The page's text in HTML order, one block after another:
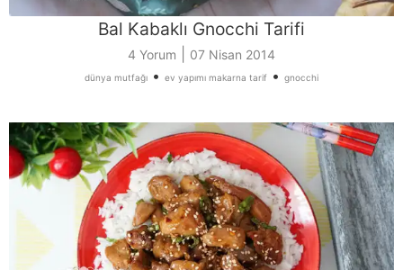
Bal Kabaklı Gnocchi Tarifi
4 Yorum 07 Nisan 2014
dünya mutfağı • ev yapımı makarna tarif • gnocchi